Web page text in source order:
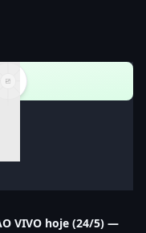
VIVO hoje (24/5) —